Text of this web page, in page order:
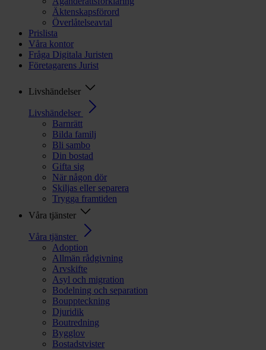
Äktenskapsförord
Överlåtelseavtal
Prislista
Våra kontor
Fråga Digitala Juristen
Företagarens Jurist
Livshändelser
Livshändelser
Barnrätt
Bilda familj
Bli sambo
Din bostad
Gifta sig
När någon dör
Skiljas eller separera
Trygga framtiden
Våra tjänster
Våra tjänster
Adoption
Allmän rådgivning
Arvskifte
Asyl och migration
Bodelning och separation
Bouppteckning
Djuridik
Boutredning
Bygglov
Bostadstvister